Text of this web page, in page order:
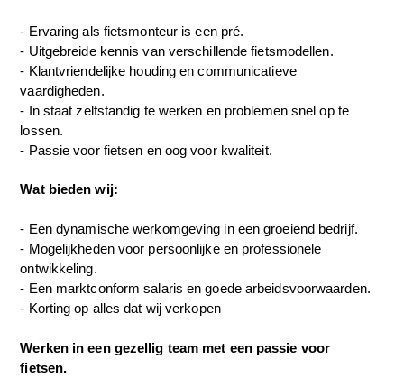
- Ervaring als fietsmonteur is een pré.
- Uitgebreide kennis van verschillende fietsmodellen.
- Klantvriendelijke houding en communicatieve
vaardigheden.
- In staat zelfstandig te werken en problemen snel op te
lossen.
- Passie voor fietsen en oog voor kwaliteit.
Wat bieden wij:
- Een dynamische werkomgeving in een groeiend bedrijf.
- Mogelijkheden voor persoonlijke en professionele
ontwikkeling.
- Een marktconform salaris en goede arbeidsvoorwaarden.
- Korting op alles dat wij verkopen
Werken in een gezellig team met een passie voor
fietsen.